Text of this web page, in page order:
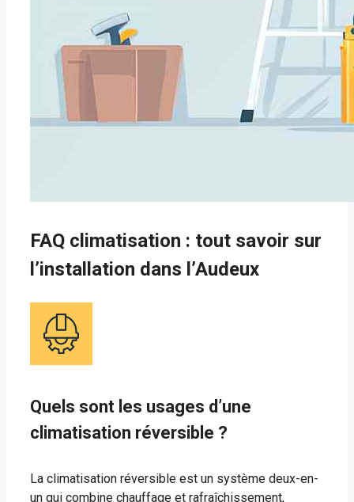
FAQ climatisation : tout savoir sur
l’installation dans l’Audeux
Quels sont les usages d’une
climatisation réversible ?
La climatisation réversible est un système deux-en-
un qui combine chauffage et rafraîchissement,